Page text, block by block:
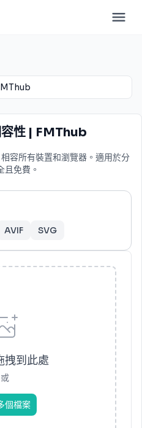
性 | FMThub
容所有裝置和瀏覽器。適用於分
且免費。
AVIF SVG
拽到此處
或
個檔案